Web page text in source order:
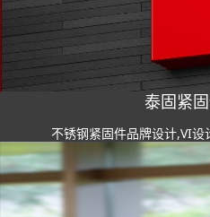
泰固紧
不锈钢紧固件品牌设计,VI